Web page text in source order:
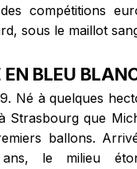
compétitions
sous le maillot
EN BLEU
Né à quelques
Strasbourg que
ballons.
le milieu